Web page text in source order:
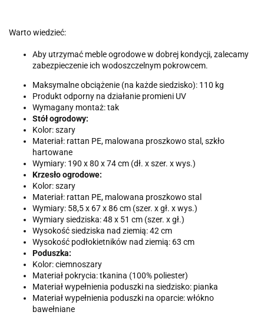
Warto wiedzieć:
Aby utrzymać meble ogrodowe w dobrej kondycji, zalecamy
zabezpieczenie ich wodoszczelnym pokrowcem.
Maksymalne obciążenie (na każde siedzisko): 110 kg
Produkt odporny na działanie promieni UV
Wymagany montaż: tak
Stół ogrodowy:
Kolor: szary
Materiał: rattan PE, malowana proszkowo stal, szkło
hartowane
Wymiary: 190 x 80 x 74 cm (dł. x szer. x wys.)
Krzesło ogrodowe:
Kolor: szary
Materiał: rattan PE, malowana proszkowo stal
Wymiary: 58,5 x 67 x 86 cm (szer. x gł. x wys.)
Wymiary siedziska: 48 x 51 cm (szer. x gł.)
Wysokość siedziska nad ziemią: 42 cm
Wysokość podłokietników nad ziemią: 63 cm
Poduszka:
Kolor: ciemnoszary
Materiał pokrycia: tkanina (100% poliester)
Materiał wypełnienia poduszki na siedzisko: pianka
Materiał wypełnienia poduszki na oparcie: włókno
bawełniane